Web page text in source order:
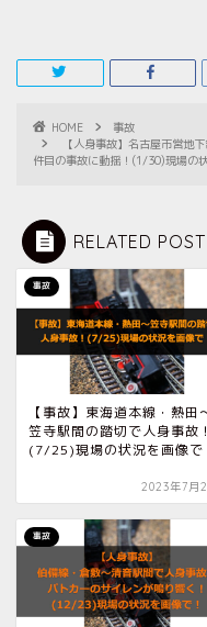
HOME
事故
【人身事故】名古屋市営地
件目の事故に動揺！(1/30)現場の
RELATED POST
事故
【事故】東海道本線・熱田
笠寺駅間の踏切で人身事故！
(7/25)現場の状況を画像で
2023年7月
事故